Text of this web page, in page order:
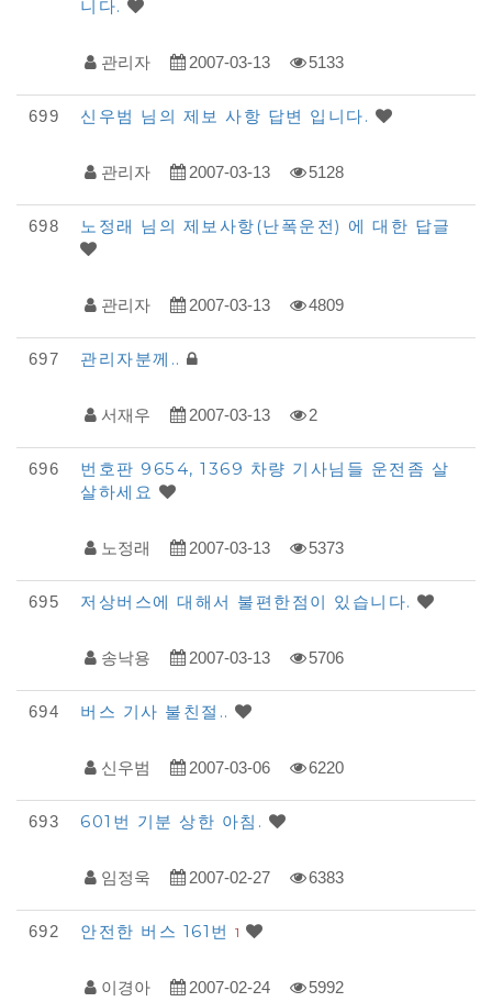
니다.
관리자 2007-03-13 5133
699 신우범 님의 제보 사항 답변 입니다.
관리자 2007-03-13 5128
698 노정래 님의 제보사항(난폭운전) 에 대한 답글
관리자 2007-03-13 4809
697 관리자분께..
서재우 2007-03-13 2
696
번호판 9654, 1369 차량 기사님들 운전좀 살
살하세요
노정래 2007-03-13 5373
695 저상버스에 대해서 불편한점이 있습니다.
송낙용 2007-03-13 5706
694 버스 기사 불친절..
신우범 2007-03-06 6220
693 601번 기분 상한 아침.
임정욱 2007-02-27 6383
692 안전한 버스 161번 1
이경아 2007-02-24 5992